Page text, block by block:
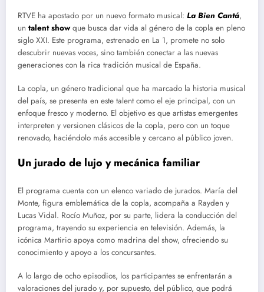
RTVE ha apostado por un nuevo formato musical: La Bien Cantá,
un talent show que busca dar vida al género de la copla en pleno
siglo XXI. Este programa, estrenado en La 1, promete no solo
descubrir nuevas voces, sino también conectar a las nuevas
generaciones con la rica tradición musical de España.
La copla, un género tradicional que ha marcado la historia musical
del país, se presenta en este talent como el eje principal, con un
enfoque fresco y moderno. El objetivo es que artistas emergentes
interpreten y versionen clásicos de la copla, pero con un toque
renovado, haciéndolo más accesible y cercano al público joven.
Un jurado de lujo y mecánica familiar
El programa cuenta con un elenco variado de jurados. María del
Monte, figura emblemática de la copla, acompaña a Rayden y
Lucas Vidal. Rocío Muñoz, por su parte, lidera la conducción del
programa, trayendo su experiencia en televisión. Además, la
icónica Martirio apoya como madrina del show, ofreciendo su
conocimiento y apoyo a los concursantes.
A lo largo de ocho episodios, los participantes se enfrentarán a
valoraciones del jurado y, por supuesto, del público, que podrá